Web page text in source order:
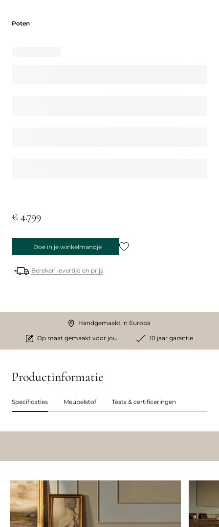
Poten
€ 4.799
Doe in je winkelmandje
Bereken levertijd en prijs
Handgemaakt in Europa
Op maat gemaakt voor jou 10 jaar garantie
Productinformatie
Specificaties Meubelstof Tests & certificeringen